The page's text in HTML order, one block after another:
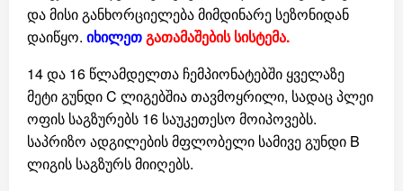
და მისი განხორციელება მიმდინარე სეზონიდან
დაიწყო. იხილეთგათამაშების სისტემა.
14 და 16 წლამდელთა ჩემპიონატებში ყველაზე
მეტი გუნდი C ლიგებშია თავმოყრილი, სადაც პლეი
ოფის საგზურებს 16 საუკეთესო მოიპოვებს.
საპრიზო ადგილების მფლობელი სამივე გუნდი B
ლიგის საგზურს მიიღებს.